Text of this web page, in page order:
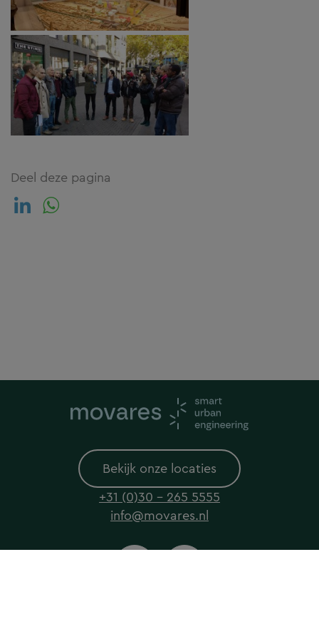
Deel deze pagina
Bekijk onze locaties
+31 (0)30 - 265 5555
info@movares.nl